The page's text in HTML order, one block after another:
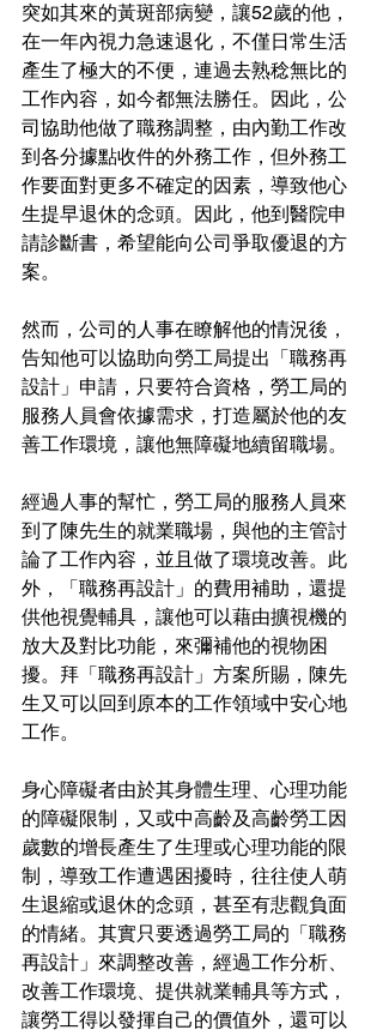
突如其來的黃斑部病變，讓52歲的他，
在一年內視力急速退化，不僅日常生活
產生了極大的不便，連過去熟稔無比的
工作內容，如今都無法勝任。因此，公
司協助他做了職務調整，由內勤工作改
到各分據點收件的外務工作，但外務工
作要面對更多不確定的因素，導致他心
生提早退休的念頭。因此，他到醫院申
請診斷書，希望能向公司爭取優退的方
案。
然而，公司的人事在瞭解他的情況後，
告知他可以協助向勞工局提出「職務再
設計」申請，只要符合資格，勞工局的
服務人員會依據需求，打造屬於他的友
善工作環境，讓他無障礙地續留職場。
經過人事的幫忙，勞工局的服務人員來
到了陳先生的就業職場，與他的主管討
論了工作內容，並且做了環境改善。此
外，「職務再設計」的費用補助，還提
供他視覺輔具，讓他可以藉由擴視機的
放大及對比功能，來彌補他的視物困
擾。拜「職務再設計」方案所賜，陳先
生又可以回到原本的工作領域中安心地
工作。
身心障礙者由於其身體生理、心理功能
的障礙限制，又或中高齡及高齡勞工因
歲數的增長產生了生理或心理功能的限
制，導致工作遭遇困擾時，往往使人萌
生退縮或退休的念頭，甚至有悲觀負面
的情緒。其實只要透過勞工局的「職務
再設計」來調整改善，經過工作分析、
改善工作環境、提供就業輔具等方式，
讓勞工得以發揮自己的價值外，還可以